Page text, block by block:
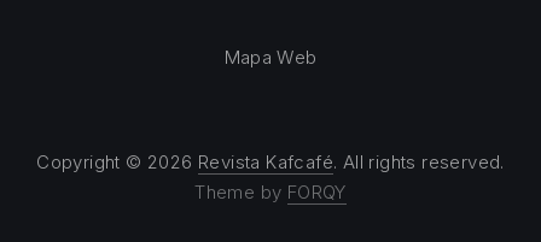
Copyright © 2026 Revista Kafcafé. All rights reserved.
Theme by FORQY
Mapa Web